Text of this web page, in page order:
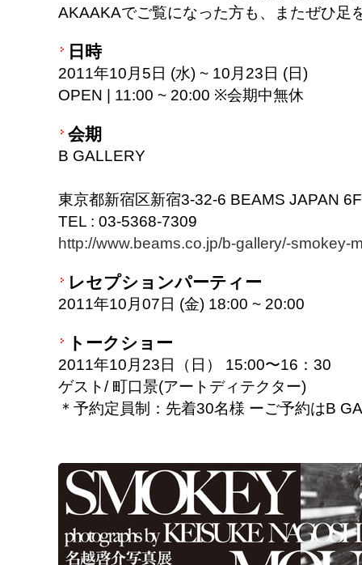
AKAAKAでご覧になった方も、またぜひ足
日時
2011年10月5日 (水) ~ 10月23日 (日)
OPEN | 11:00 ~ 20:00 ※会期中無休
会期
B GALLERY
東京都新宿区新宿3-32-6 BEAMS JAPAN 6F
TEL : 03-5368-7309
http://www.beams.co.jp/b-gallery/-smokey-
レセプションパーティー
2011年10月07日 (金) 18:00 ~ 20:00
トークショー
2011年10月23日（日） 15:00〜16：30
ゲスト/ 町口景(アートディテクター)
＊予約定員制：先着30名様 ーご予約はB